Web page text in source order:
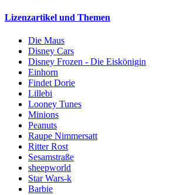
Lizenzartikel und Themen
Die Maus
Disney Cars
Disney Frozen - Die Eiskönigin
Einhorn
Findet Dorie
Lillebi
Looney Tunes
Minions
Peanuts
Raupe Nimmersatt
Ritter Rost
Sesamstraße
sheepworld
Star Wars-k
Barbie